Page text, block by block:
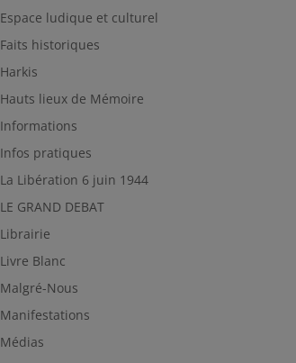
Espace ludique et culturel
Faits historiques
Harkis
Hauts lieux de Mémoire
Informations
Infos pratiques
La Libération 6 juin 1944
LE GRAND DEBAT
Librairie
Livre Blanc
Malgré-Nous
Manifestations
Médias